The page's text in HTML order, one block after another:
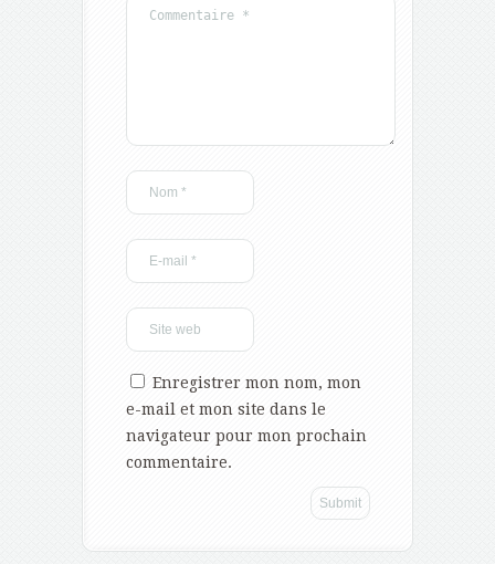
Enregistrer mon nom, mon
e-mail et mon site dans le
navigateur pour mon prochain
commentaire.